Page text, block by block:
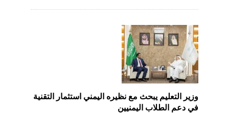
وزير التعليم يبحث مع نظيره اليمني استثمار التقنية
في دعم الطلاب اليمنيين